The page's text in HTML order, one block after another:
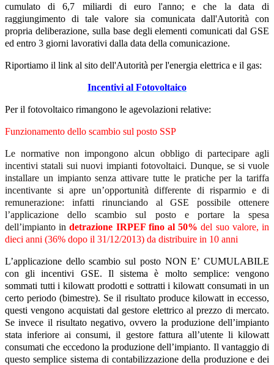
cumulato di 6,7 miliardi di euro l'anno; e che la data di
raggiungimento di tale valore sia comunicata dall'Autorità con
propria deliberazione, sulla base degli elementi comunicati dal GSE
ed entro 3 giorni lavorativi dalla data della comunicazione.
Riportiamo il link al sito dell'Autorità per l'energia elettrica e il gas:
Incentivi al Fotovoltaico
Per il fotovoltaico rimangono le agevolazioni relative:
Funzionamento dello scambio sul posto SSP
Le normative non impongono alcun obbligo di partecipare agli
incentivi statali sui nuovi impianti fotovoltaici. Dunque, se si vuole
installare un impianto senza attivare tutte le pratiche per la tariffa
incentivante si apre un’opportunità differente di risparmio e di
remunerazione: infatti rinunciando al GSE possibile ottenere
l’applicazione dello scambio sul posto e portare la spesa
dell’impianto indetrazione IRPEF fino al 50%del suo valore, in
dieci anni (36% dopo il 31/12/2013) da distribuire in 10 anni
L’applicazione dello scambio sul posto NON E’ CUMULABILE
con gli incentivi GSE. Il sistema è molto semplice: vengono
sommati tutti i kilowatt prodotti e sottratti i kilowatt consumati in un
certo periodo (bimestre). Se il risultato produce kilowatt in eccesso,
questi vengono acquistati dal gestore elettrico al prezzo di mercato.
Se invece il risultato negativo, ovvero la produzione dell’impianto
stata inferiore ai consumi, il gestore fattura all’utente li kilowatt
consumati che eccedono la produzione dell’impianto. Il vantaggio di
questo semplice sistema di contabilizzazione della produzione e dei